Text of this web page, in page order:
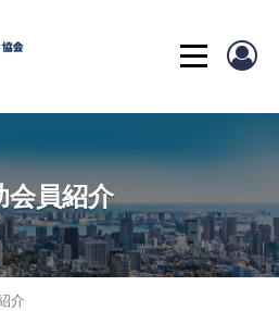
会員紹介
介